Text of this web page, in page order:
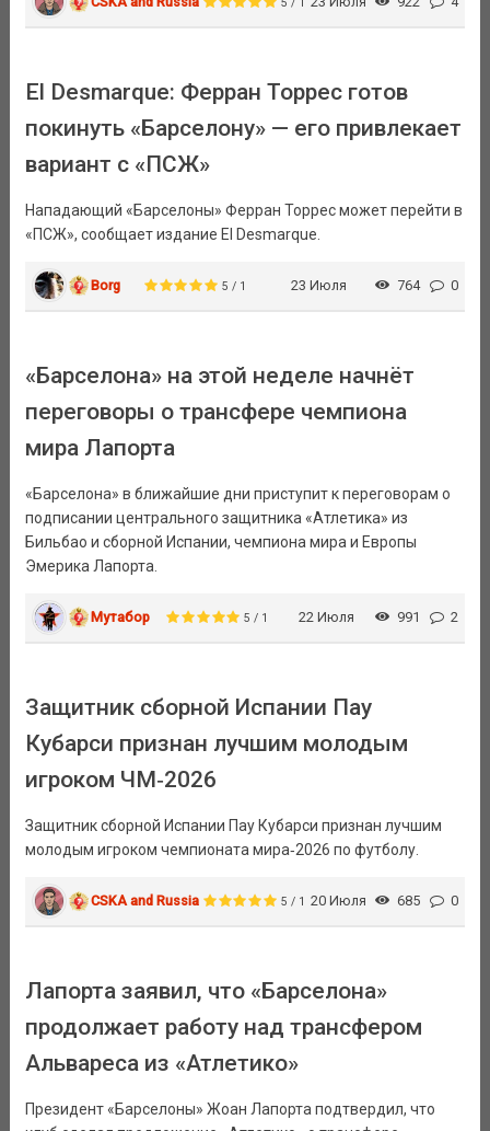
El Desmarque: Ферран Торрес готов
покинуть «Барселону» — его привлекает
вариант с «ПСЖ»
Нападающий «Барселоны» Ферран Торрес может перейти в
«ПСЖ», сообщает издание El Desmarque.
Borg 5 / 1 23 Июля 764 0
«Барселона» на этой неделе начнёт
переговоры о трансфере чемпиона
мира Лапорта
«Барселона» в ближайшие дни приступит к переговорам о
подписании центрального защитника «Атлетика» из
Бильбао и сборной Испании, чемпиона мира и Европы
Эмерика Лапорта.
Мутабор 5 / 1 22 Июля 991 2
Защитник сборной Испании Пау
Кубарси признан лучшим молодым
игроком ЧМ‑2026
Защитник сборной Испании Пау Кубарси признан лучшим
молодым игроком чемпионата мира‑2026 по футболу.
CSKA and Russia 5 / 1 20 Июля 685 0
Лапорта заявил, что «Барселона»
продолжает работу над трансфером
Альвареса из «Атлетико»
Президент «Барселоны» Жоан Лапорта подтвердил, что